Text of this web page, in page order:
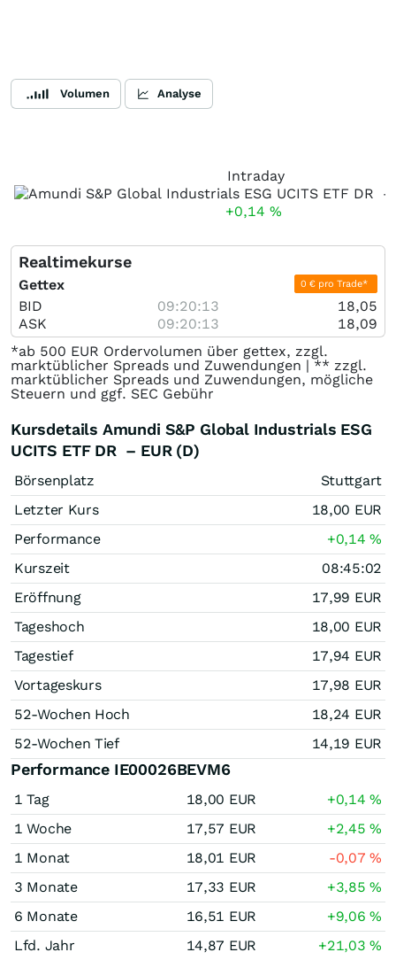
Volumen Analyse
Intraday
+0,14 %
Realtimekurse
Gettex 0 € pro Trade*
BID 09:20:13
18,05
ASK
09:20:13
18,09
*ab 500 EUR Ordervolumen über gettex, zzgl.
marktüblicher Spreads und Zuwendungen | ** zzgl.
marktüblicher Spreads und Zuwendungen, mögliche
Steuern und ggf. SEC Gebühr
Kursdetails Amundi S&P Global Industrials ESG
UCITS ETF DR – EUR (D)
Börsenplatz
Stuttgart
Letzter Kurs
18,00 EUR
Performance
+0,14%
Kurszeit
08:45:02
Eröffnung
17,99 EUR
Tageshoch
18,00 EUR
Tagestief
17,94 EUR
Vortageskurs
17,98 EUR
52-Wochen Hoch
18,24 EUR
52-Wochen Tief
14,19 EUR
Performance IE00026BEVM6
1 Tag 18,00 EUR +0,14%
1 Woche
17,57 EUR +2,45%
1 Monat
18,01 EUR -0,07%
3 Monate
17,33 EUR +3,85%
6 Monate
16,51 EUR +9,06%
Lfd. Jahr
14,87 EUR +21,03%